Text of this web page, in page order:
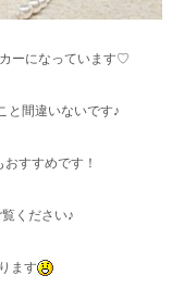
ーになっています♡
と間違いないです♪
すすめです！
ください♪
ます